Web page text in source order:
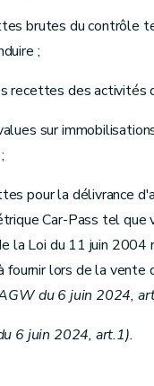
brutes du contrôle
;
recettes des activités
sur
pour la délivrance
Car-Pass tel que
la Loi du 11 juin 2004
fournir lors de la vente
du 6 juin 2024,
6 juin 2024, art.1).